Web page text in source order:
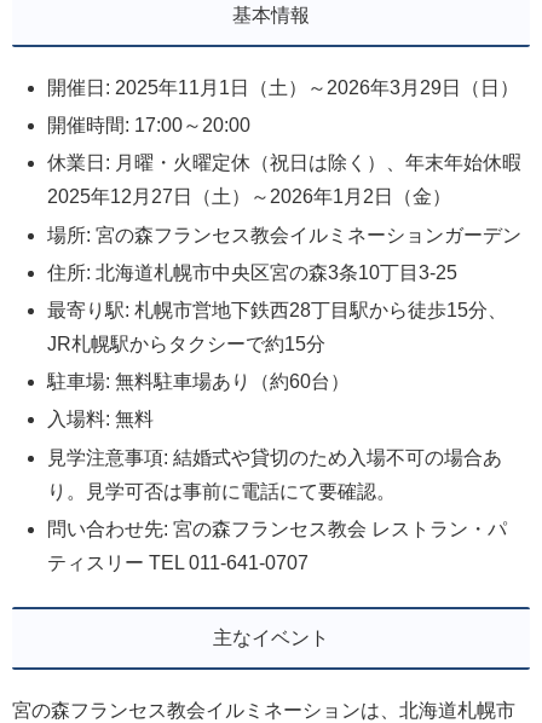
基本情報
開催日: 2025年11月1日（土）～2026年3月29日（日）
開催時間: 17:00～20:00
休業日: 月曜・火曜定休（祝日は除く）、年末年始休暇
2025年12月27日（土）～2026年1月2日（金）
場所: 宮の森フランセス教会イルミネーションガーデン
住所: 北海道札幌市中央区宮の森3条10丁目3-25
最寄り駅: 札幌市営地下鉄西28丁目駅から徒歩15分、
JR札幌駅からタクシーで約15分
駐車場: 無料駐車場あり（約60台）
入場料: 無料
見学注意事項: 結婚式や貸切のため入場不可の場合あ
り。見学可否は事前に電話にて要確認。
問い合わせ先: 宮の森フランセス教会 レストラン・パ
ティスリー TEL 011-641-0707
主なイベント
宮の森フランセス教会イルミネーションは、北海道札幌市